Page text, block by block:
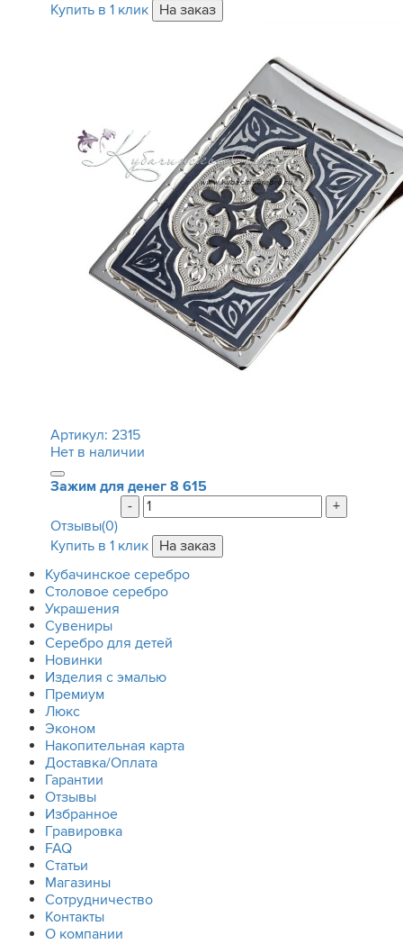
Купить в 1 клик
Артикул: 2315
Нет в наличии
Зажим для денег 8 615
-
+
Отзывы(0)
Купить в 1 клик
Кубачинское серебро
Столовое серебро
Украшения
Сувениры
Серебро для детей
Новинки
Изделия с эмалью
Премиум
Люкс
Эконом
Накопительная карта
Доставка/Оплата
Гарантии
Отзывы
Избранное
Гравировка
FAQ
Статьи
Магазины
Сотрудничество
Контакты
О компании